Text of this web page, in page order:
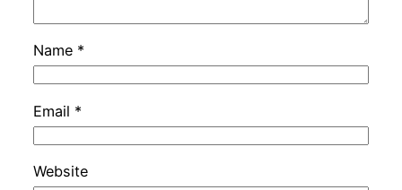
Name *
Email *
Website